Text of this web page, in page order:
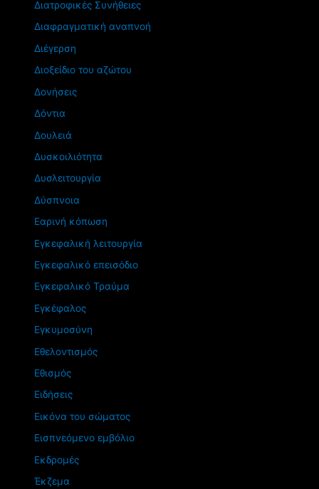
Διατροφικές Συνήθειες
Διαφραγματική αναπνοή
Διέγερση
Διοξείδιο του αζώτου
Δονήσεις
Δόντια
Δουλειά
Δυσκοιλιότητα
Δυσλειτουργία
Δύσπνοια
Εαρινή κόπωση
Εγκεφαλική λειτουργία
Εγκεφαλικό επεισόδιο
Εγκεφαλικό Τραύμα
Εγκέφαλος
Εγκυμοσύνη
Εθελοντισμός
Εθισμός
Ειδήσεις
Εικόνα του σώματος
Εισπνεόμενο εμβόλιο
Εκδρομές
Έκζεμα